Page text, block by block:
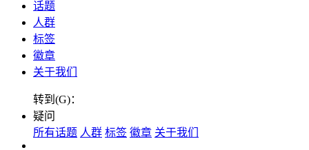
话题
人群
标签
徽章
关于我们
转到(G)：
疑问
所有话题 人群 标签 徽章 关于我们